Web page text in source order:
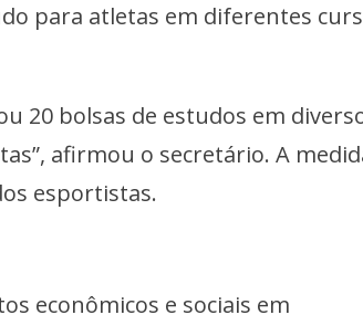
para atletas em diferentes
20 bolsas de estudos em
afirmou o secretário. A
esportistas.
econômicos e sociais em